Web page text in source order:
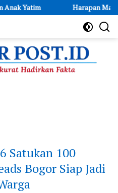
Harapan Masyarakat
Satukan 100
Bogor Siap Jadi